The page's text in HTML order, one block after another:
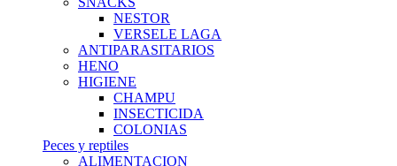
NESTOR
VERSELE LAGA
ANTIPARASITARIOS
HENO
HIGIENE
CHAMPU
INSECTICIDA
COLONIAS
Peces y reptiles
ALIMENTACION